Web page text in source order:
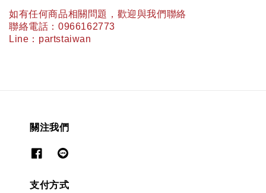
如有任何商品相關問題，歡迎與我們聯絡
聯絡電話： 0966162773
Line ： partstaiwan
關注我們
支付方式